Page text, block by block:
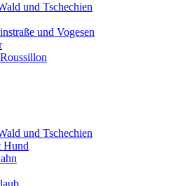
und Tschechien
und Vogesen
und Tschechien
Hund